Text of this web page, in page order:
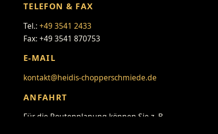
TELEFON & FAX
Tel.: +49 3541 2433
Fax: +49 3541 870753
E-MAIL
kontakt@heidis-chopperschmiede.de
ANFAHRT
Für die Routenplanung können Sie z. B.